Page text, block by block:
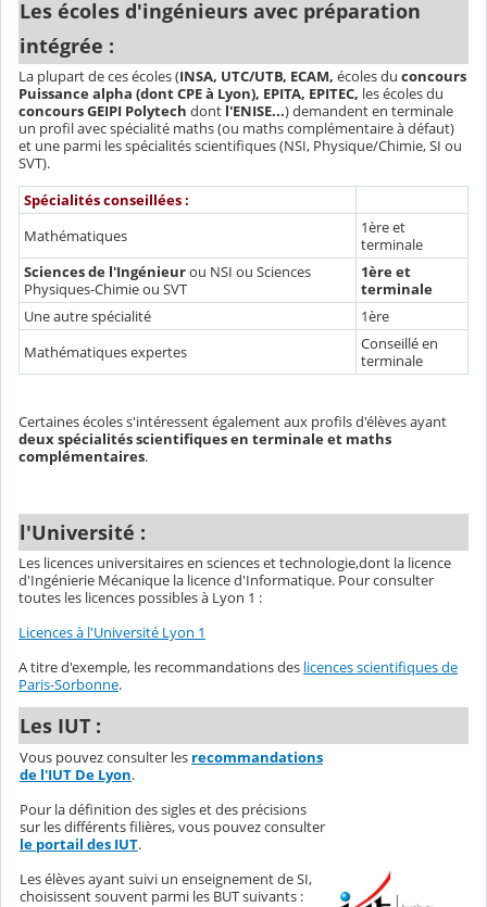
Les écoles d'ingénieurs avec préparation
intégrée :
La plupart de ces écoles (INSA, UTC/UTB, ECAM, écoles du concours
Puissance alpha (dont CPE à Lyon), EPITA, EPITEC, les écoles du
concours GEIPI Polytech dont l'ENISE...) demandent en terminale
un profil avec spécialité maths (ou maths complémentaire à défaut)
et une parmi les spécialités scientifiques (NSI, Physique/Chimie, SI ou
SVT).
Spécialités conseillées :
Mathématiques
1ère et
terminale
Sciences de l'Ingénieurou NSI ou Sciences
Physiques-Chimie ou SVT
1ère et
terminale
Une autre spécialité
1ère
Mathématiques expertes
Conseillé en
terminale
Certaines écoles s'intéressent également aux profils d'élèves ayant
deux spécialités scientifiques en terminale et maths
complémentaires.
l'Université :
Les licences universitaires en sciences et technologie,dont la licence
d'Ingénierie Mécanique la licence d'Informatique. Pour consulter
toutes les licences possibles à Lyon 1 :
Licences à l'Université Lyon 1
A titre d'exemple, les recommandations des licences scientifiques de
Paris-Sorbonne.
Les IUT :
Vous pouvez consulter les recommandations
de l'IUT De Lyon.
Pour la définition des sigles et des précisions
sur les différents filières, vous pouvez consulter
le portail des IUT.
Les élèves ayant suivi un enseignement de SI,
choisissent souvent parmi les BUT suivants :